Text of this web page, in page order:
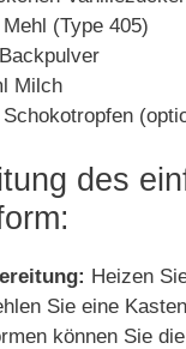
(Type 405)
Milch
Schokotropfen
des
Heizen
Sie eine
können Sie